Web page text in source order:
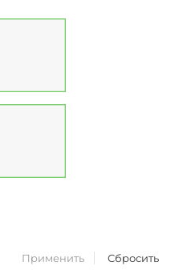
Применить Сбросить